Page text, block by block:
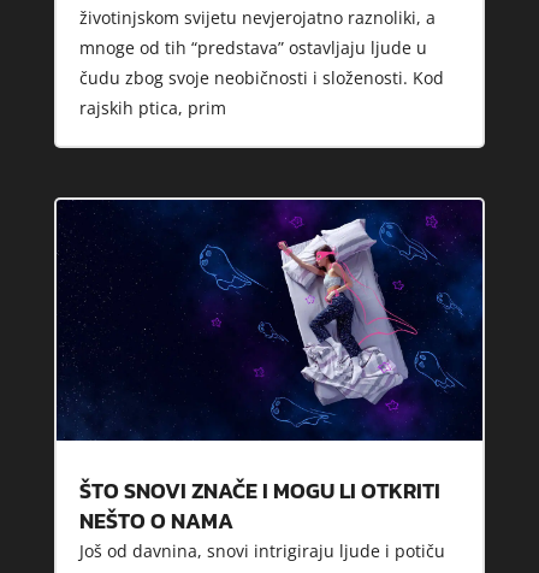
životinjskom svijetu nevjerojatno raznoliki, a
mnoge od tih “predstava” ostavljaju ljude u
čudu zbog svoje neobičnosti i složenosti. Kod
rajskih ptica, prim
ŠTO SNOVI ZNAČE I MOGU LI OTKRITI
NEŠTO O NAMA
Još od davnina, snovi intrigiraju ljude i potiču